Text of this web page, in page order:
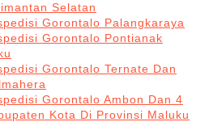
Selatan
Gorontalo Palangkaraya
Gorontalo Pontianak
Gorontalo Ternate Dan
Gorontalo Ambon Dan 4
Kota Di Provinsi Maluku